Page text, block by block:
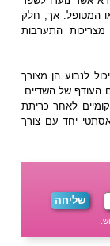
המטופל. אך, חלק
התערבות
לנבוע הן מצורך
העודף של השדיים.
לאחר כריתת
יחד עם צורך
.